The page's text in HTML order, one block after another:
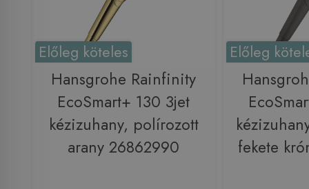
Előleg köteles
Hansgrohe Rainfinity
EcoSmart+ 130 3jet
kézizuhany, polírozott
arany 26862990
Előleg
fekete